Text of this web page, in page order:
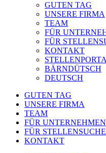
GUTEN TAG
UNSERE FIRMA
TEAM
FÜR
FÜR
KONTAKT
BÄRNDÜTSCH
DEUTSCH
GUTEN TAG
UNSERE FIRMA
TEAM
FÜR UNTERNEHMEN
FÜR
KONTAKT